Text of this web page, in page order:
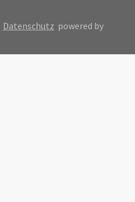
Datenschutz powered by